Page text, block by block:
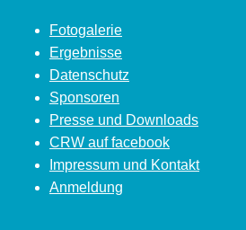
Fotogalerie
Ergebnisse
Datenschutz
Sponsoren
Presse und Downloads
CRW auf facebook
Impressum und Kontakt
Anmeldung